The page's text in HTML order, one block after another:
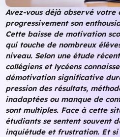
Avez-vous déjà observé
progressivement son
Cette baisse de motivation
qui touche de nombreux
niveau. Selon une étude
collégiens et lycéens
démotivation significative
pression des résultats,
inadaptées ou manque de
sont multiples. Face à cette
étudiants se sentent souvent
inquiétude et frustration. Et